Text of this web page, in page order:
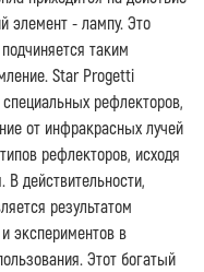
элемент - лампу. Это
таким
Star Progetti
рефлекторов,
от инфракрасных лучей
рефлекторов, исходя
В действительности,
результатом
экспериментов в
Этот богатый